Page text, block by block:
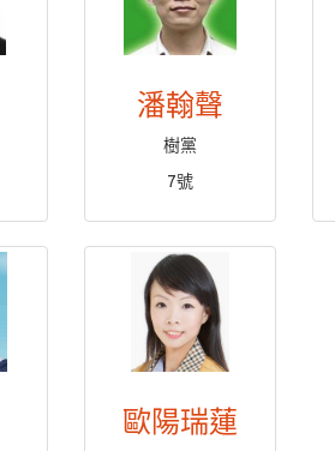
潘翰聲
樹黨
7號
歐陽瑞蓮